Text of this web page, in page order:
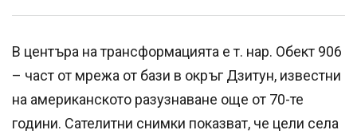
В центъра на трансформацията е т. нар. Обект 906
– част от мрежа от бази в окръг Дзитун, известни
на американското разузнаване още от 70-те
години. Сателитни снимки показват, че цели села